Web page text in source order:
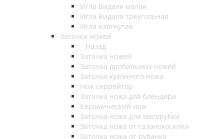
Игла Видаля малая
Игла Видаля треугольная
Игла изогнутая
Заточка ножей
Назад
Заточка ножей
Заточка дробильных ножей
Заточка кухонного ножа
Нож серрейтор
Заточка ножа для блендера
Керамический нож
Заточка ножа для мясорубки
Заточка ножа от газонокосилки
Заточка ножа от рубанка